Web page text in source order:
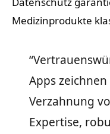
Medizinprodukte
Apps
Verzahnung
Expertise,